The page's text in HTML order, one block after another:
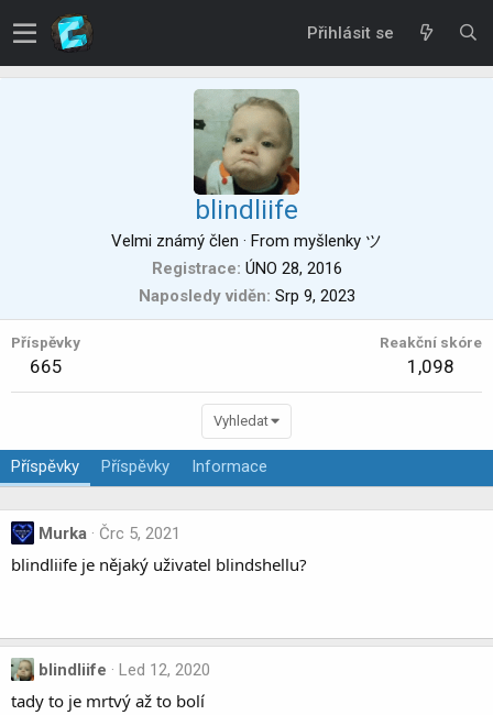
Přihlásit se
blindliife
Velmi známý člen · From myšlenky ツ
Registrace ÚNO 28, 2016
Naposledy viděn Srp 9, 2023
Příspěvky
665
Reakční skóre
1,098
Vyhledat
Příspěvky Příspěvky Informace
Murka Črc 5, 2021
blindliife je nějaký uživatel blindshellu?
blindliife Led 12, 2020
tady to je mrtvý až to bolí